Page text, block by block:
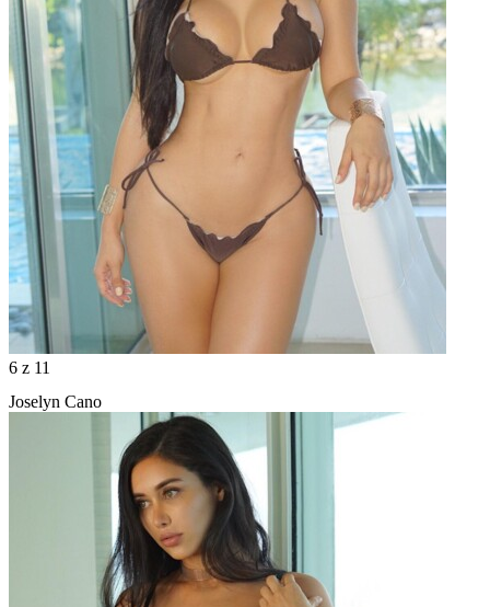
6 z 11
Joselyn Cano